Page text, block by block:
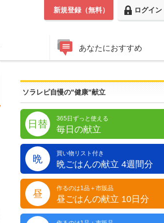
ログイン
新規登録（無料）
あなたにおすすめ
ソラレピ自慢の"健康"献立
日替 365日ずっと使える
毎日の献立
晩 買い物リスト付き
晩ごはんの献立 4週間分
昼 作るのは1品＋市販品
昼ごはんの献立 10日分